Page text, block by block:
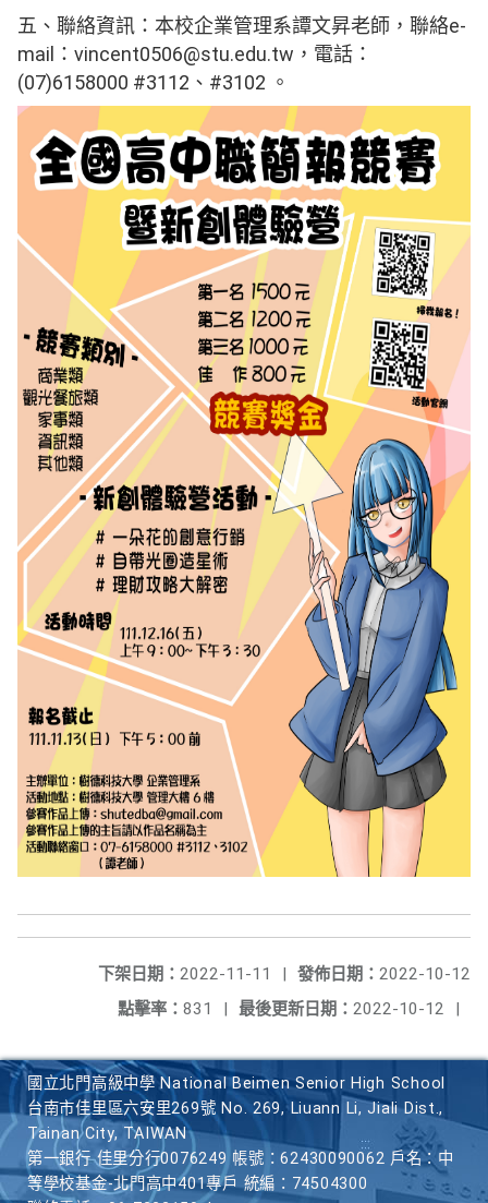
五、聯絡資訊：本校企業管理系譚文昇老師，聯絡e-
mail：vincent0506@stu.edu.tw，電話：
(07)6158000 #3112、#3102 。
發佈日期： 2022-10-12
下架日期： 2022-11-11
|
最後更新日期： 2022-10-12 |
點擊率： 831 |
國立北門高級中學 National Beimen Senior High School
台南市佳里區六安里269號 No. 269, Liuann Li, Jiali Dist.,
Tainan City, TAIWAN
第一銀行 佳里分行0076249 帳號：62430090062 戶名：中
等學校基金-北門高中401專戶 統編：74504300